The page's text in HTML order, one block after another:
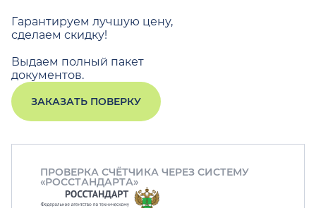
Гарантируем лучшую цену,
сделаем скидку!
Выдаем полный пакет
документов.
ЗАКАЗАТЬ ПОВЕРКУ
ПРОВЕРКА СЧЁТЧИКА ЧЕРЕЗ СИСТЕМУ
«РОССТАНДАРТА»